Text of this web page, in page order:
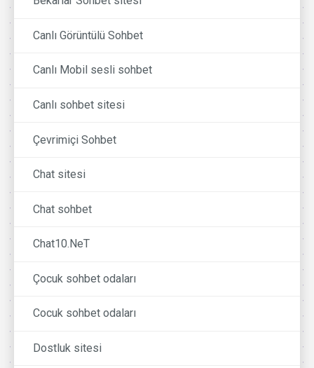
Canlı Görüntülü Sohbet
Canlı Mobil sesli sohbet
Canlı sohbet sitesi
Çevrimiçi Sohbet
Chat sitesi
Chat sohbet
Chat10.NeT
Çocuk sohbet odaları
Cocuk sohbet odaları
Dostluk sitesi